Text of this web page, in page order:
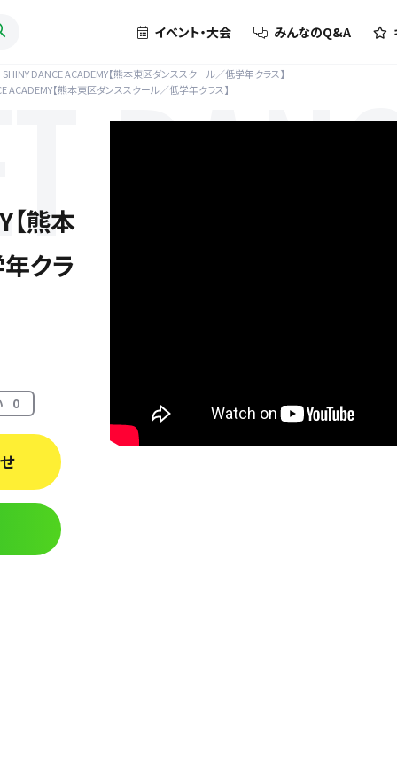
イベント・大会 みんなのQ&A
SHINY DANCE ACADEMY【熊本東区ダンススクール／低学年クラス】
ACADEMY【熊本東区ダンススクール／低学年クラス】
熊本
クラ
0